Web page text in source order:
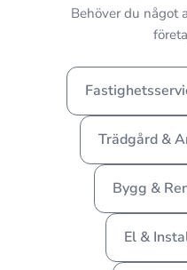
Behöver du något
Trädgård &
Bygg &
El &